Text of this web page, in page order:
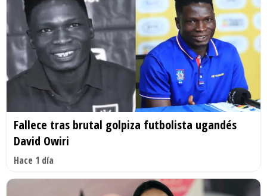
Fallece tras brutal golpiza futbolista ugandés
David Owiri
Hace 1 día